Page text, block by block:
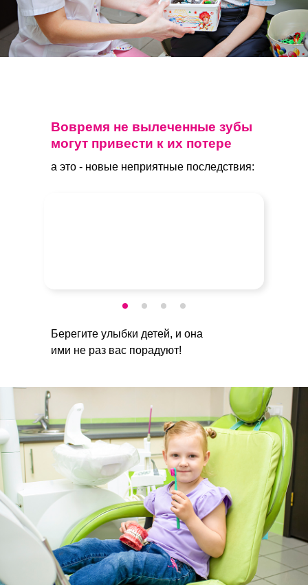
а это - новые неприятные последствия:
Вовремя не вылеченные зубы
могут привести к их потере
Берегите улыбки детей, и она
ими не раз вас порадуют!